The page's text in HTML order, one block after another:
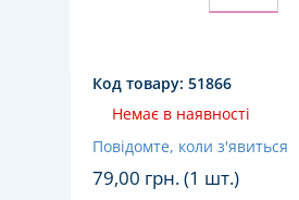
Код товару: 51866
Немає в наявності
Повідомте, коли з'явиться
79,00 грн. (1 шт.)